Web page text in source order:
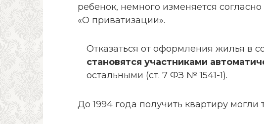
ребенок, немного изменяется
«О приватизации».
Отказаться от оформления жилья в
становятся участниками
остальными (ст. 7 ФЗ № 1541-1).
До 1994 года получить квартиру могли